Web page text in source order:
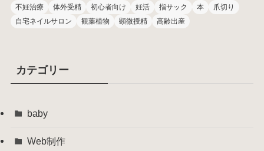
不妊治療
体外受精 初心者向け 妊活 指サック 本
爪切り
自宅ネイルサロン
観葉植物 顕微授精 高齢出産
カテゴリー
baby
Web制作